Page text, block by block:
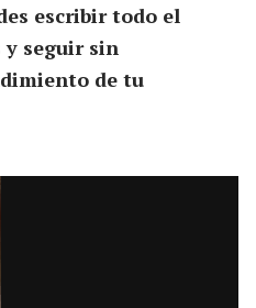
escribir todo el
y seguir sin
de tu